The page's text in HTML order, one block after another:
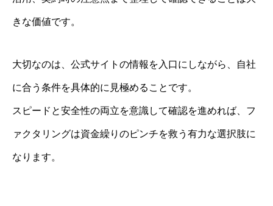
きな価値です。
大切なのは、公式サイトの情報を入口にしながら、自社
に合う条件を具体的に見極めることです。
スピードと安全性の両立を意識して確認を進めれば、フ
ァクタリングは資金繰りのピンチを救う有力な選択肢に
なります。